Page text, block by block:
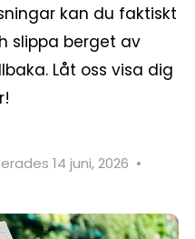
kan du faktiskt
slippa berget av
Låt oss visa dig
14 juni, 2026 •